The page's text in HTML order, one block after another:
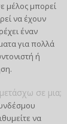
μέλος μπορεί
να έχουν
έναν
για πολλά
ή
σε μια;
να